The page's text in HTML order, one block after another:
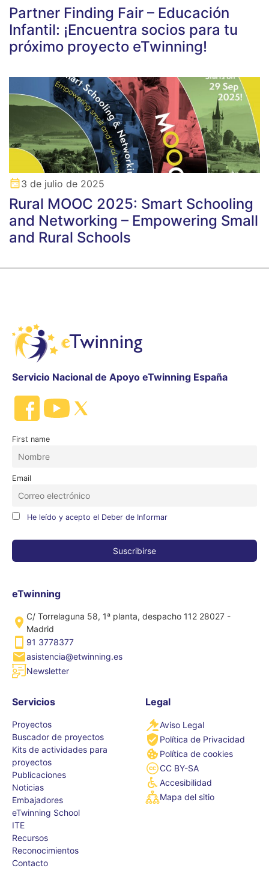
Partner Finding Fair – Educación
Infantil: ¡Encuentra socios para tu
próximo proyecto eTwinning!
3 de julio de 2025
Rural MOOC 2025: Smart Schooling
and Networking – Empowering Small
and Rural Schools
Servicio Nacional de Apoyo eTwinning España
First name
Email
He leído y acepto el Deber de Informar
eTwinning
C/ Torrelaguna 58, 1ª planta, despacho 112 28027 -
Madrid
91 3778377
asistencia@etwinning.es
Newsletter
Servicios
Proyectos
Buscador de proyectos
Kits de actividades para
proyectos
Publicaciones
Noticias
Embajadores
eTwinning School
ITE
Recursos
Reconocimientos
Contacto
Legal
Aviso Legal
Política de Privacidad
Política de cookies
CC BY-SA
Accesibilidad
Mapa del sitio